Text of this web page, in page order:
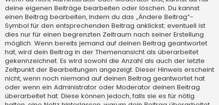
deine eigenen Beiträge bearbeiten oder löschen. Du kannst
einen Beitrag bearbeiten, indem du das „Ändere Beitrag“-
Symbol für den entsprechenden Beitrag anklickst; eventuell ist
dies nur für einen begrenzten Zeitraum nach seiner Erstellung
möglich. Wenn bereits jemand auf deinen Beitrag geantwortet
hat, wird dein Beitrag in der Themenansicht als überarbeitet
gekennzeichnet. Es wird sowohl die Anzahl als auch der letzte
Zeitpunkt der Bearbeitungen angezeigt. Dieser Hinweis erscheint
nicht, wenn noch niemand auf deinen Beitrag geantwortet hat
oder wenn ein Administrator oder Moderator deinen Beitrag
überarbeitet hat. Diese können jedoch, falls sie es für nötig